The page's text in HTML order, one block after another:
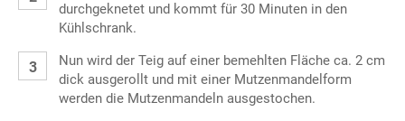
durchgeknetet und kommt für 30 Minuten in den
Kühlschrank.
Nun wird der Teig auf einer bemehlten Fläche ca. 2 cm
dick ausgerollt und mit einer Mutzenmandelform
werden die Mutzenmandeln ausgestochen.